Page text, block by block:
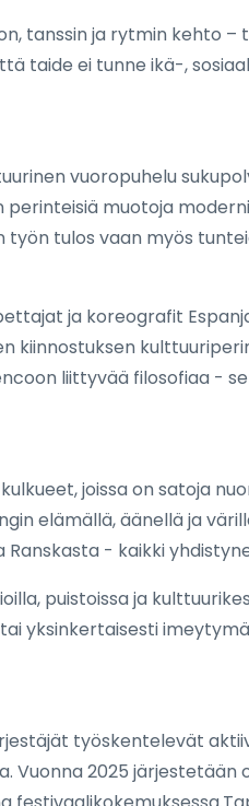
tanssin ja rytmin kehto
taide ei tunne ikä-,
vuoropuhelu
muotoja
tulos vaan myös
ja koreografit
liittyvää filosofiaa -
joissa on satoja
elämällä, äänellä ja
- kaikki
puistoissa ja
yksinkertaisesti
työskentelevät
2025 järjestetään